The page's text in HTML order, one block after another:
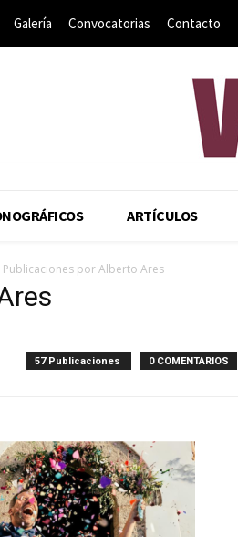
Galería Convocatorias Contacto
ARTÍCULOS
Publicaciones por Alberto Ares
57 Publicaciones 0 COMENTARIOS